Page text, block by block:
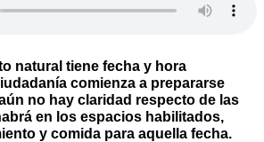
natural tiene fecha y hora
comienza a prepararse
no hay claridad respecto de las
en los espacios habilitados,
y comida para aquella fecha.